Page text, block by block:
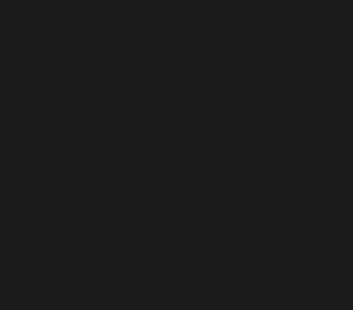
Миттєвий монтаж
елементи
Максимальна
Швидка доставка
Замовляйте надійне та
оперативну доставку